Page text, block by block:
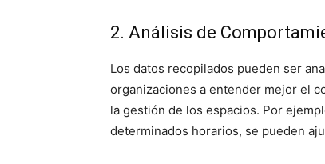
2. Análisis de
Los datos recopilados pueden ser
organizaciones a entender mejor el
la gestión de los espacios. Por
determinados horarios, se pueden